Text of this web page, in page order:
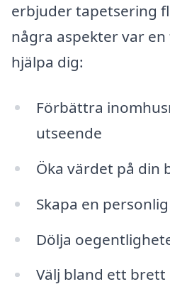
erbjuder tapetsering
några aspekter var
hjälpa dig:
Förbättra
utseende
Öka värdet på din
Skapa en
Dölja
Välj bland ett